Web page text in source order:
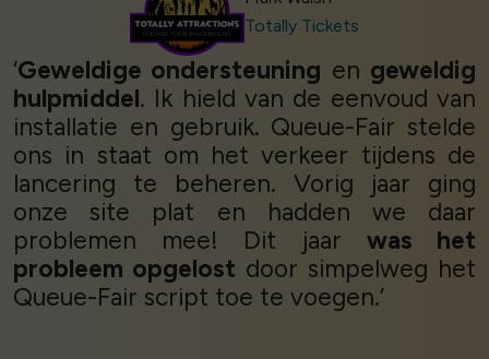
Totally Tickets
‘Geweldige ondersteuning en geweldig
hulpmiddel. Ik hield van de eenvoud van
installatie en gebruik. Queue-Fair stelde
ons in staat om het verkeer tijdens de
lancering te beheren. Vorig jaar ging
onze site plat en hadden we daar
problemen mee! Dit jaar was het
probleem opgelost door simpelweg het
Queue-Fair script toe te voegen.’